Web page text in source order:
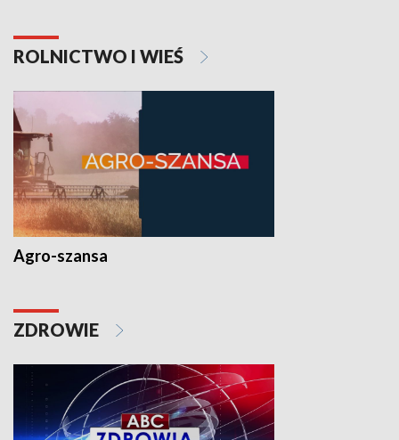
ROLNICTWO I WIEŚ
Agro-szansa
ZDROWIE